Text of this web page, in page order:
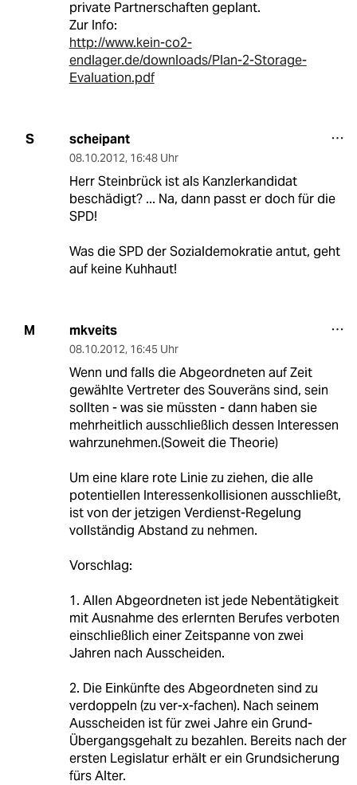
private Partnerschaften geplant.
Zur Info:
http://www.kein-co2-
endlager.de/downloads/Plan-2-Storage-
Evaluation.pdf
S scheipant
08.10.2012, 16:48 Uhr
Herr Steinbrück ist als Kanzlerkandidat
beschädigt? ... Na, dann passt er doch für die
SPD!
Was die SPD der Sozialdemokratie antut, geht
auf keine Kuhhaut!
M mkveits
08.10.2012, 16:45 Uhr
Wenn und falls die Abgeordneten auf Zeit
gewählte Vertreter des Souveräns sind, sein
sollten - was sie müssten - dann haben sie
mehrheitlich ausschließlich dessen Interessen
wahrzunehmen.(Soweit die Theorie)
Um eine klare rote Linie zu ziehen, die alle
potentiellen Interessenkollisionen ausschließt,
ist von der jetzigen Verdienst-Regelung
vollständig Abstand zu nehmen.
Vorschlag:
1. Allen Abgeordneten ist jede Nebentätigkeit
mit Ausnahme des erlernten Berufes verboten
einschließlich einer Zeitspanne von zwei
Jahren nach Ausscheiden.
2. Die Einkünfte des Abgeordneten sind zu
verdoppeln (zu ver-x-fachen). Nach seinem
Ausscheiden ist für zwei Jahre ein Grund-
Übergangsgehalt zu bezahlen. Bereits nach der
ersten Legislatur erhält er ein Grundsicherung
fürs Alter.